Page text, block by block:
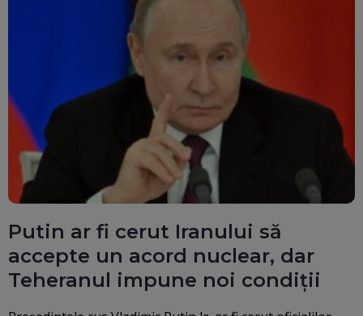
Putin ar fi cerut Iranului să
accepte un acord nuclear, dar
Teheranul impune noi condiții